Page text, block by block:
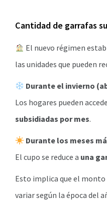
Cantidad de garrafas
El nuevo régimen
las unidades que pueden
Durante el invierno
Los hogares pueden
subsidiadas por mes.
Durante los meses
El cupo se reduce a una
Esto implica que el monto
variar según la época del